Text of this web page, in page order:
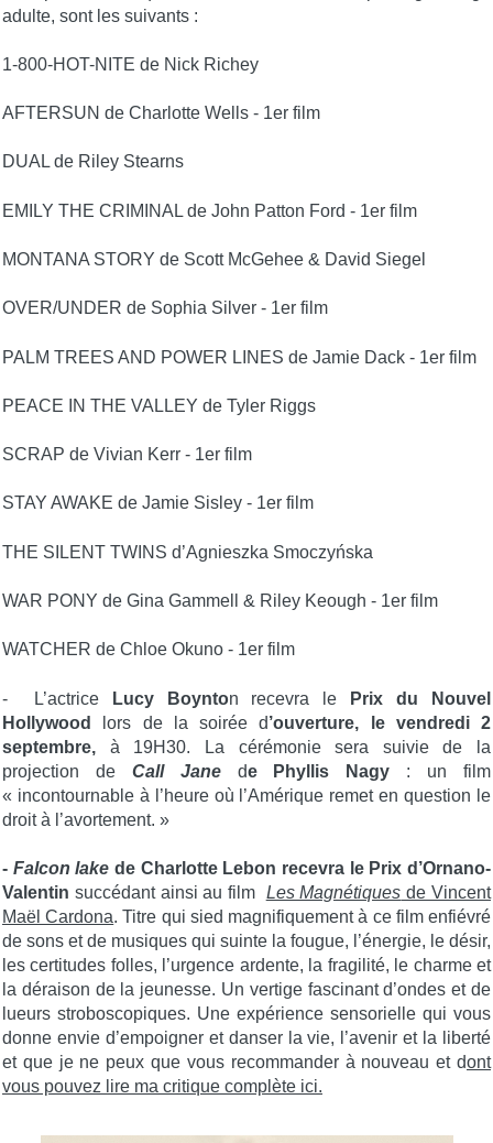
adulte, sont les suivants :
1-800-HOT-NITE de Nick Richey
AFTERSUN de Charlotte Wells - 1er film
DUAL de Riley Stearns
EMILY THE CRIMINAL de John Patton Ford - 1er film
MONTANA STORY de Scott McGehee & David Siegel
OVER/UNDER de Sophia Silver - 1er film
PALM TREES AND POWER LINES de Jamie Dack - 1er film
PEACE IN THE VALLEY de Tyler Riggs
SCRAP de Vivian Kerr - 1er film
STAY AWAKE de Jamie Sisley - 1er film
THE SILENT TWINS d’Agnieszka Smoczyńska
WAR PONY de Gina Gammell & Riley Keough - 1er film
WATCHER de Chloe Okuno - 1er film
- L’actrice Lucy Boynton recevra le
Prix du Nouvel
Hollywood
lors de la soirée d’ouverture, le vendredi 2
septembre, à 19H30. La cérémonie sera suivie de la
projection de Call Jane de Phyllis Nagy : un film
« incontournable à l’heure où l’Amérique remet en question le
droit à l’avortement. »
- Falcon lake de Charlotte Lebon recevra le Prix d’Ornano-
Valentin succédant ainsi au film Les Magnétiques de Vincent
Maël Cardona. Titre qui sied magnifiquement à ce film enfiévré
de sons et de musiques qui suinte la fougue, l’énergie, le désir,
les certitudes folles, l’urgence ardente, la fragilité, le charme et
la déraison de la jeunesse. Un vertige fascinant d’ondes et de
lueurs stroboscopiques. Une expérience sensorielle qui vous
donne envie d’empoigner et danser la vie, l’avenir et la liberté
et que je ne peux que vous recommander à nouveau et dont
vous pouvez lire ma critique complète ici.